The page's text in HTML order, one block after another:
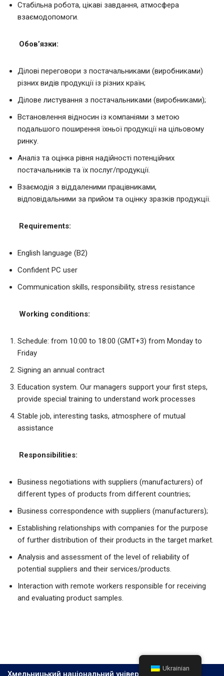
Стабільна робота, цікаві завдання, атмосфера
взаємодопомоги.
Обов’язки:
Ділові переговори з постачальниками (виробниками)
різних видів продукції із різних країн;
Ділове листування з постачальниками (виробниками);
Встановлення відносин із компаніями з метою
подальшого поширення їхньої продукції на цільовому
ринку.
Аналіз та оцінка рівня надійності потенційних
постачальників та їх послуг/продукції.
Взаємодія з віддаленими працівниками,
відповідальними за прийом та оцінку зразків продукції.
Requirements:
English language (B2)
Confident PC user
Communication skills, responsibility, stress resistance
Working conditions:
Schedule: from 10:00 to 18:00 (GMT+3) from Monday to
Friday
Signing an annual contract
Education system. Our managers support your first steps,
provide special training to understand work processes
Stable job, interesting tasks, atmosphere of mutual
assistance
Responsibilities:
Business negotiations with suppliers (manufacturers) of
different types of products from different countries;
Business correspondence with suppliers (manufacturers);
Establishing relationships with companies for the purpose
of further distribution of their products in the target market.
Analysis and assessment of the level of reliability of
potential suppliers and their services/products.
Interaction with remote workers responsible for receiving
and evaluating product samples.
Хмельницький національний університет, 2026
Ukrainian